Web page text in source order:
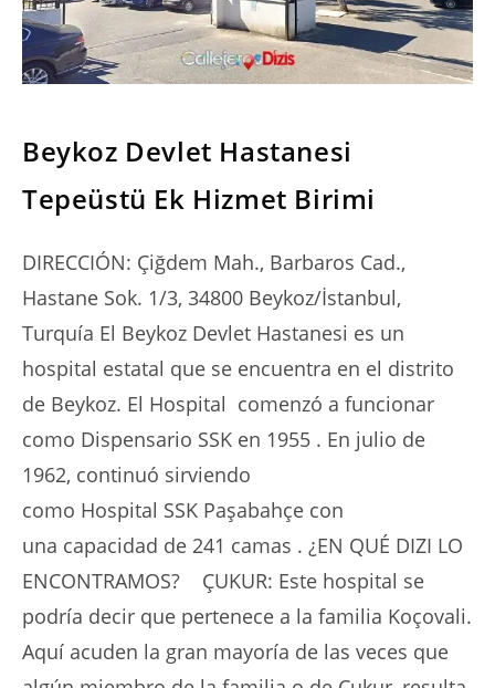
Beykoz Devlet Hastanesi
Tepeüstü Ek Hizmet Birimi
DIRECCIÓN: Çiğdem Mah., Barbaros Cad.,
Hastane Sok. 1/3, 34800 Beykoz/İstanbul,
Turquía El Beykoz Devlet Hastanesi es un
hospital estatal que se encuentra en el distrito
de Beykoz. El Hospital comenzó a funcionar
como Dispensario SSK en 1955 . En julio de
1962, continuó sirviendo
como Hospital SSK Paşabahçe con
una capacidad de 241 camas . ¿EN QUÉ DIZI LO
ENCONTRAMOS? ÇUKUR: Este hospital se
podría decir que pertenece a la familia Koçovali.
Aquí acuden la gran mayoría de las veces que